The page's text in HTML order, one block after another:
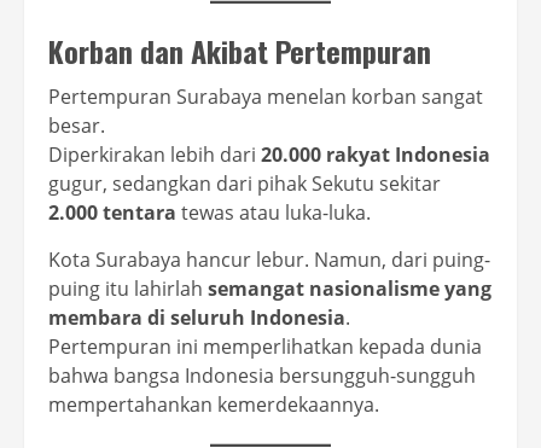
Korban dan Akibat Pertempuran
Pertempuran Surabaya menelan korban sangat
besar.
Diperkirakan lebih dari 20.000 rakyat Indonesia
gugur, sedangkan dari pihak Sekutu sekitar
2.000 tentara tewas atau luka-luka.
Kota Surabaya hancur lebur. Namun, dari puing-
puing itu lahirlah semangat nasionalisme yang
membara di seluruh Indonesia.
Pertempuran ini memperlihatkan kepada dunia
bahwa bangsa Indonesia bersungguh-sungguh
mempertahankan kemerdekaannya.